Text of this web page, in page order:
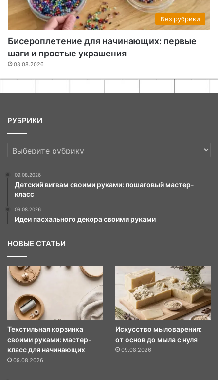
Без рубрики
Бисероплетение для начинающих: первые
шаги и простые украшения
08.08.2026
РУБРИКИ
РУБРИКИ
09.08.2026
Детский вигвам своими руками: пошаговый мастер-
класс
09.08.2026
Идеи пасхального декора своими руками
НОВЫЕ СТАТЬИ
Текстильная корзинка
своими руками: мастер-
класс для начинающих
09.08.2026
Искусство мыловарения:
от основ до мыла с нуля
09.08.2026